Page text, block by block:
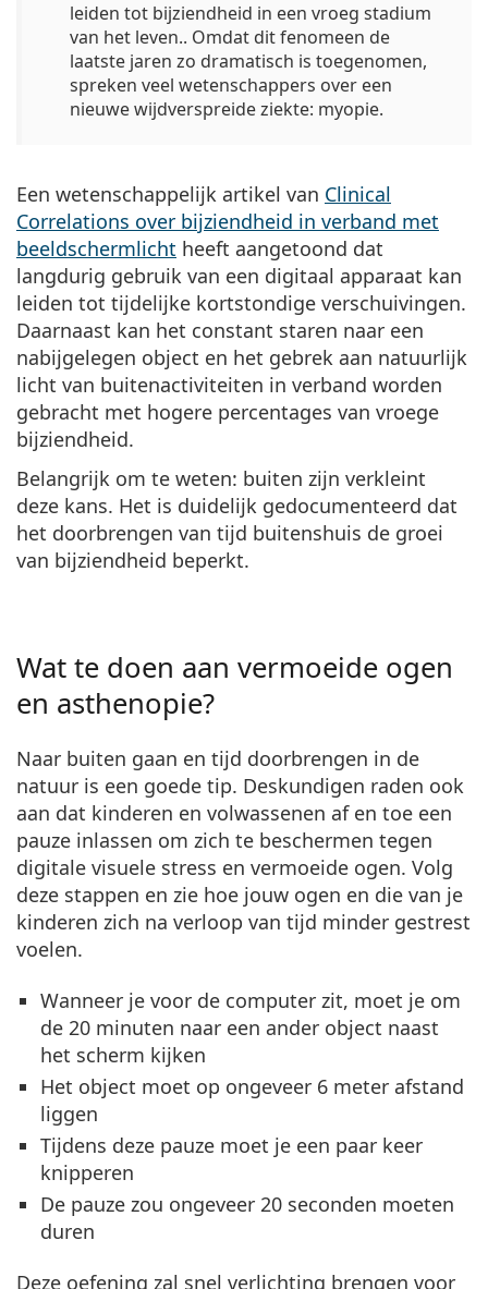
leiden tot bijziendheid in een vroeg stadium
van het leven.. Omdat dit fenomeen de
laatste jaren zo dramatisch is toegenomen,
spreken veel wetenschappers over een
nieuwe wijdverspreide ziekte: myopie.
Een wetenschappelijk artikel van Clinical
Correlations over bijziendheid in verband met
beeldschermlicht heeft aangetoond dat
langdurig gebruik van een digitaal apparaat kan
leiden tot tijdelijke kortstondige verschuivingen.
Daarnaast kan het constant staren naar een
nabijgelegen object en het gebrek aan natuurlijk
licht van buitenactiviteiten in verband worden
gebracht met hogere percentages van vroege
bijziendheid.
Belangrijk om te weten: buiten zijn verkleint
deze kans. Het is duidelijk gedocumenteerd dat
het doorbrengen van tijd buitenshuis de groei
van bijziendheid beperkt.
Wat te doen aan vermoeide ogen
en asthenopie?
Naar buiten gaan en tijd doorbrengen in de
natuur is een goede tip. Deskundigen raden ook
aan dat kinderen en volwassenen af en toe een
pauze inlassen om zich te beschermen tegen
digitale visuele stress en vermoeide ogen. Volg
deze stappen en zie hoe jouw ogen en die van je
kinderen zich na verloop van tijd minder gestrest
voelen.
Wanneer je voor de computer zit, moet je om
de 20 minuten naar een ander object naast
het scherm kijken
Het object moet op ongeveer 6 meter afstand
liggen
Tijdens deze pauze moet je een paar keer
knipperen
De pauze zou ongeveer 20 seconden moeten
duren
Deze oefening zal snel verlichting brengen voor